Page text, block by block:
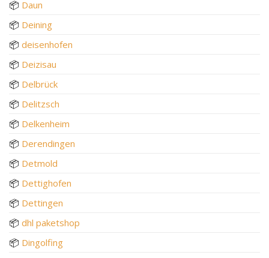
📦 Daun
📦 Deining
📦 deisenhofen
📦 Deizisau
📦 Delbrück
📦 Delitzsch
📦 Delkenheim
📦 Derendingen
📦 Detmold
📦 Dettighofen
📦 Dettingen
📦 dhl paketshop
📦 Dingolfing